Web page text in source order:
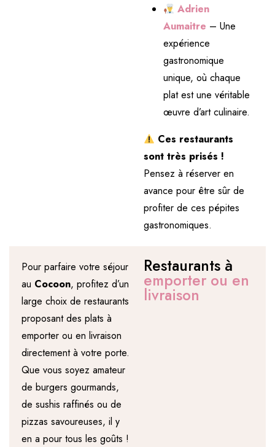
Adrien
Aumaitre – Une
expérience
gastronomique
unique, où chaque
plat est une véritable
œuvre d’art culinaire.
Ces restaurants
sont très prisés !
Pensez à réserver en
avance pour être sûr de
profiter de ces pépites
gastronomiques.
Pour parfaire votre séjour
au Cocoon, profitez d’un
large choix de restaurants
proposant des plats à
emporter ou en livraison
directement à votre porte.
Que vous soyez amateur
de burgers gourmands,
de sushis raffinés ou de
pizzas savoureuses, il y
en a pour tous les goûts !
Restaurants à
emporter ou en
livraison